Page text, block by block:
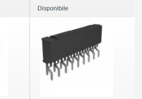
Disponibile